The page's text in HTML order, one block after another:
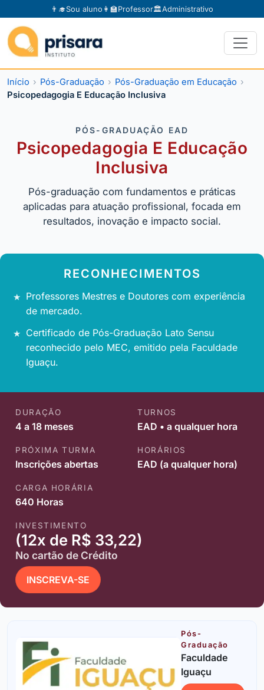
👨‍🎓Sou aluno 👩‍🏫Professor🏛️Administrativo
Início Pós-Graduação
Pós-Graduação em Educação
Psicopedagogia E Educação Inclusiva
PÓS-GRADUAÇÃO EAD
Psicopedagogia E Educação
Inclusiva
Pós-graduação com fundamentos e práticas
aplicadas para atuação profissional, focada em
resultados, inovação e impacto social.
RECONHECIMENTOS
Professores Mestres e Doutores com experiência
de mercado.
Certificado de Pós-Graduação Lato Sensu
reconhecido pelo MEC, emitido pela Faculdade
Iguaçu.
DURAÇÃO
4 a 18 meses
TURNOS
EAD • a qualquer hora
PRÓXIMA TURMA
Inscrições abertas
HORÁRIOS
EAD (a qualquer hora)
CARGA HORÁRIA
640 Horas
INVESTIMENTO
(12x de R$ 33,22)
No cartão de Crédito
INSCREVA-SE
Pós-
Graduação
Faculdade
Iguaçu